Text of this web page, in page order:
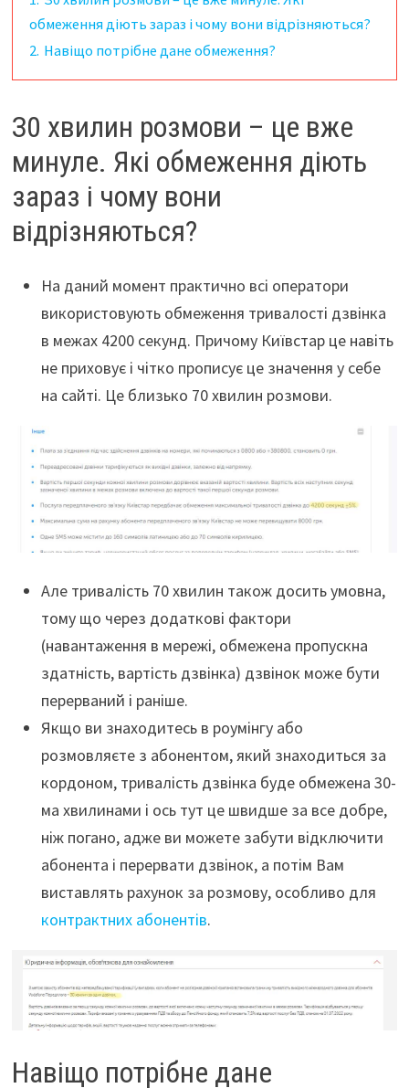
обмеження діють зараз і чому вони відрізняються?
2. Навіщо потрібне дане обмеження?
З0 хвилин розмови – це вже
минуле. Які обмеження діють
зараз і чому вони
відрізняються?
На даний момент практично всі оператори
використовують обмеження тривалості дзвінка
в межах 4200 секунд. Причому Київстар це навіть
не приховує і чітко прописує це значення у себе
на сайті. Це близько 70 хвилин розмови.
Але тривалість 70 хвилин також досить умовна,
тому що через додаткові фактори
(навантаження в мережі, обмежена пропускна
здатність, вартість дзвінка) дзвінок може бути
перерваний і раніше.
Якщо ви знаходитесь в роумінгу або
розмовляєте з абонентом, який знаходиться за
кордоном, тривалість дзвінка буде обмежена 30-
ма хвилинами і ось тут це швидше за все добре,
ніж погано, адже ви можете забути відключити
абонента і перервати дзвінок, а потім Вам
виставлять рахунок за розмову, особливо для
контрактних абонентів.
Навіщо потрібне дане